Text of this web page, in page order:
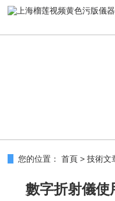
您的位置： 首頁 >技術文
數字折射儀使